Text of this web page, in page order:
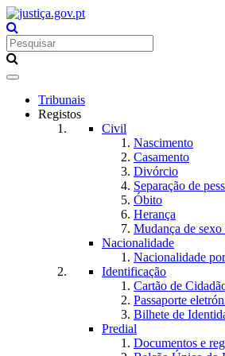
Toggle
navigationTribunais
Registos
Civil
Nascimento
Casamento
Divórcio
Separação de
Óbito
Herança
Mudança de
Nacionalidade
Nacionalidade
Identificação
Cartão de
Passaporte
Bilhete de
Predial
Documentos e